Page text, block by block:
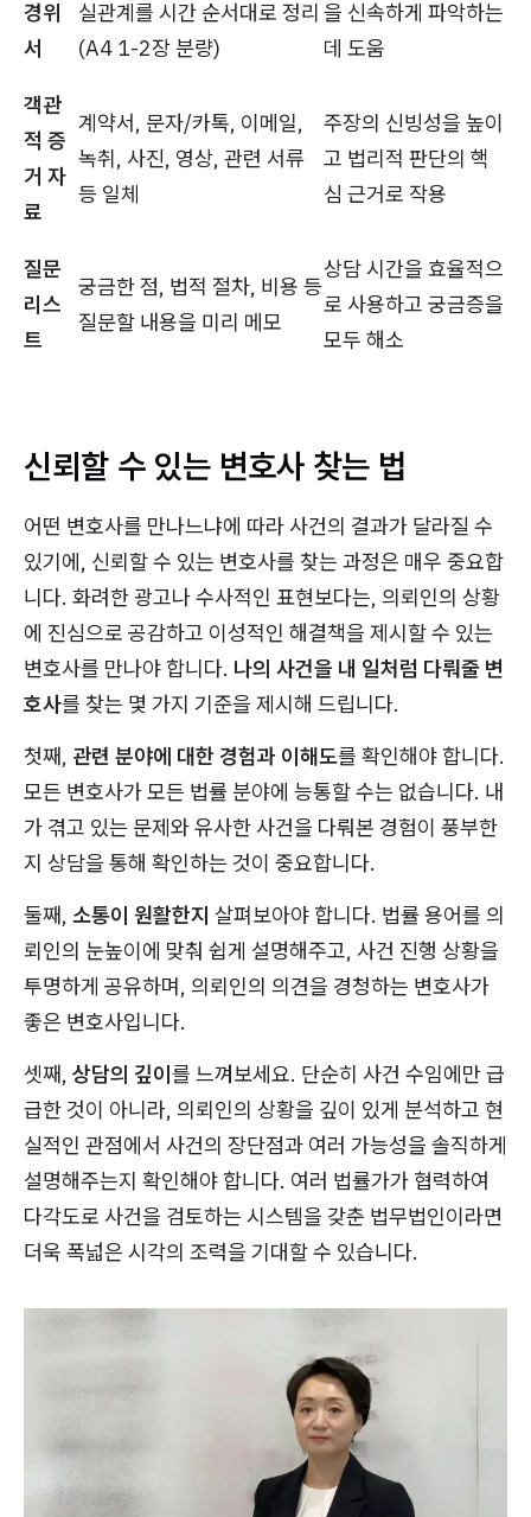
경위
서
실관계를 시간 순서대로 정리
(A4 1-2장 분량)
을 신속하게 파악하는
데 도움
객관
적 증
거 자
료
계약서, 문자/카톡, 이메일,
녹취, 사진, 영상, 관련 서류
등 일체
주장의 신빙성을 높이
고 법리적 판단의 핵
심 근거로 작용
질문
리스
트
궁금한 점, 법적 절차, 비용 등
질문할 내용을 미리 메모
상담 시간을 효율적으
로 사용하고 궁금증을
모두 해소
신뢰할 수 있는 변호사 찾는 법
어떤 변호사를 만나느냐에 따라 사건의 결과가 달라질 수
있기에, 신뢰할 수 있는 변호사를 찾는 과정은 매우 중요합
니다. 화려한 광고나 수사적인 표현보다는, 의뢰인의 상황
에 진심으로 공감하고 이성적인 해결책을 제시할 수 있는
변호사를 만나야 합니다. 나의 사건을 내 일처럼 다뤄줄 변
호사를 찾는 몇 가지 기준을 제시해 드립니다.
첫째, 관련 분야에 대한 경험과 이해도를 확인해야 합니다.
모든 변호사가 모든 법률 분야에 능통할 수는 없습니다. 내
가 겪고 있는 문제와 유사한 사건을 다뤄본 경험이 풍부한
지 상담을 통해 확인하는 것이 중요합니다.
둘째, 소통이 원활한지 살펴보아야 합니다. 법률 용어를 의
뢰인의 눈높이에 맞춰 쉽게 설명해주고, 사건 진행 상황을
투명하게 공유하며, 의뢰인의 의견을 경청하는 변호사가
좋은 변호사입니다.
셋째, 상담의 깊이를 느껴보세요. 단순히 사건 수임에만 급
급한 것이 아니라, 의뢰인의 상황을 깊이 있게 분석하고 현
실적인 관점에서 사건의 장단점과 여러 가능성을 솔직하게
설명해주는지 확인해야 합니다. 여러 법률가가 협력하여
다각도로 사건을 검토하는 시스템을 갖춘 법무법인이라면
더욱 폭넓은 시각의 조력을 기대할 수 있습니다.